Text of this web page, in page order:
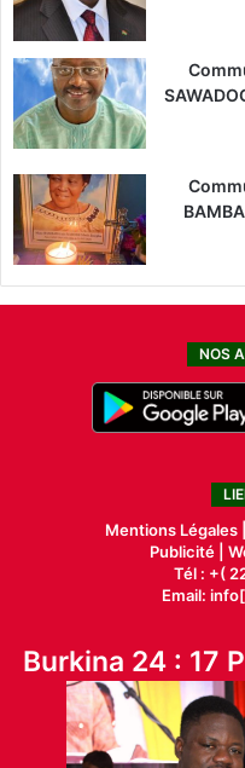
NOS
Mentions Légales |
Publicité|
Tél : +(
Email:
Burkina 24 : 17